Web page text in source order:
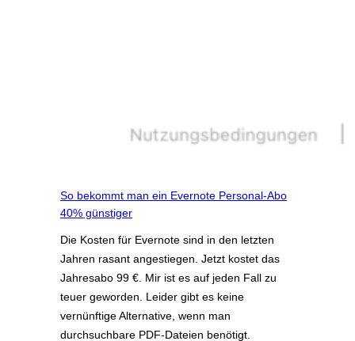
So bekommt man ein Evernote Personal-Abo
40% günstiger
Die Kosten für Evernote sind in den letzten
Jahren rasant angestiegen. Jetzt kostet das
Jahresabo 99 €. Mir ist es auf jeden Fall zu
teuer geworden. Leider gibt es keine
vernünftige Alternative, wenn man
durchsuchbare PDF-Dateien benötigt.